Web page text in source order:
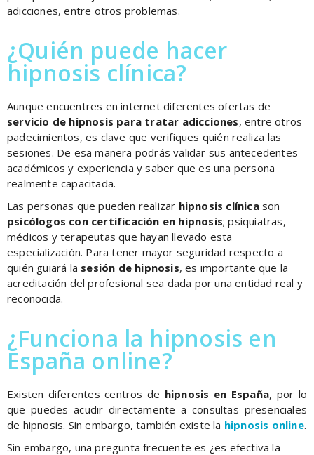
adicciones, entre otros problemas.
¿Quién puede hacer
hipnosis clínica?
Aunque encuentres en internet diferentes ofertas de
servicio de hipnosis para tratar adicciones, entre otros
padecimientos, es clave que verifiques quién realiza las
sesiones. De esa manera podrás validar sus antecedentes
académicos y experiencia y saber que es una persona
realmente capacitada.
Las personas que pueden realizar hipnosis clínicason
psicólogos con certificación en hipnosis; psiquiatras,
médicos y terapeutas que hayan llevado esta
especialización. Para tener mayor seguridad respecto a
quién guiará la sesión de hipnosis, es importante que la
acreditación del profesional sea dada por una entidad real y
reconocida.
¿Funciona la hipnosis en
España online?
Existen diferentes centros de hipnosis en España, por lo
que puedes acudir directamente a consultas presenciales
de hipnosis. Sin embargo, también existe la hipnosis online.
Sin embargo, una pregunta frecuente es ¿es efectiva la